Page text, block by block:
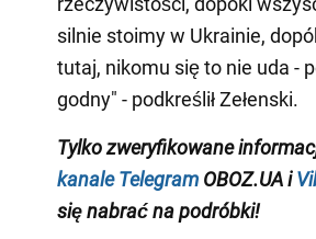
silnie stoimy w Ukrainie,
tutaj, nikomu się to nie uda -
godny" - podkreślił Zełenski.
Tylko zweryfikowane
kanale TelegramOBOZ.UA i
się nabrać na podróbki!